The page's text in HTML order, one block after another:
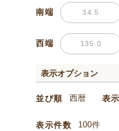
南端
西端
表示オプション
並び順 表
表示件数